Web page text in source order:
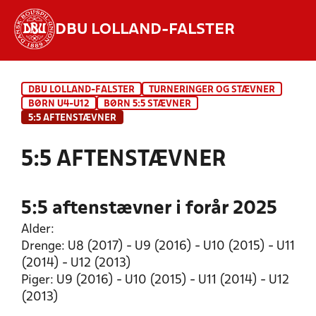
DBU LOLLAND-FALSTER
INDHOLD OG NYHEDER
DBU LOLLAND-FALSTER
TURNERINGER OG STÆVNER
BØRN U4-U12
BØRN 5:5 STÆVNER
5:5 AFTENSTÆVNER
5:5 AFTENSTÆVNER
5:5 aftenstævner i forår 2025
Alder:
Drenge: U8 (2017) - U9 (2016) - U10 (2015) - U11
(2014) - U12 (2013)
Piger: U9 (2016) - U10 (2015) - U11 (2014) - U12
(2013)